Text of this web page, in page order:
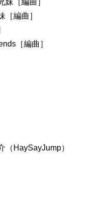
妹［編曲］
［編曲］
［編曲］
（HaySayJump）